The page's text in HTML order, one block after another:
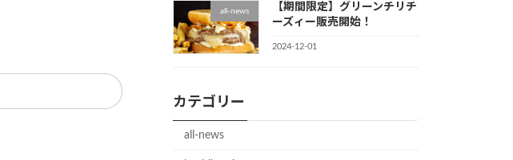
all-news
【期間限定】グリーンチリチ
ーズィー販売開始！
2024-12-01
カテゴリー
all-news